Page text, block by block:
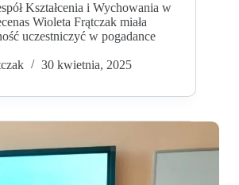
Kształcenia i Wychowania w
Wioleta Frątczak miała
uczestniczyć w pogadance
30 kwietnia, 2025